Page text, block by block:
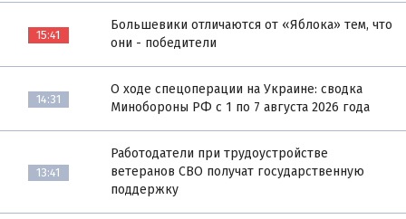
15:41
Большевики отличаются от «Яблока» тем, что
они - победители
14:31
О ходе спецоперации на Украине: сводка
Минобороны РФ с 1 по 7 августа 2026 года
13:41
Работодатели при трудоустройстве
ветеранов СВО получат государственную
поддержку